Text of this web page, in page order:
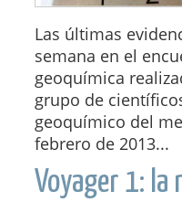
Las últimas
semana en el
geoquímica
grupo de
geoquímico del
febrero de 2013...
Voyager 1: la